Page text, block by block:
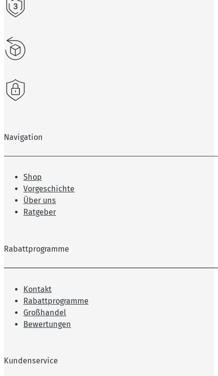
Navigation
Shop
Vorgeschichte
Über uns
Ratgeber
Rabattprogramme
Kontakt
Rabattprogramme
Großhandel
Bewertungen
Kundenservice